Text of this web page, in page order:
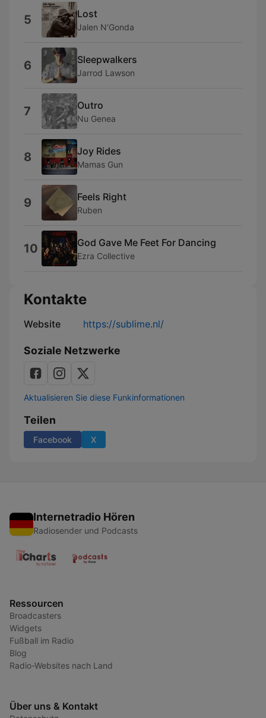
5 Lost
Jalen N'Gonda
6 Sleepwalkers
Jarrod Lawson
7 Outro
Nu Genea
8 Joy Rides
Mamas Gun
9 Feels Right
Ruben
10 God Gave Me Feet For Dancing
Ezra Collective
Kontakte
Website https://sublime.nl/
Soziale Netzwerke
Aktualisieren Sie diese Funkinformationen
Teilen
Facebook X
Internetradio Hören
Radiosender und Podcasts
Ressourcen
Broadcasters
Widgets
Fußball im Radio
Blog
Radio-Websites nach Land
Über uns & Kontakt